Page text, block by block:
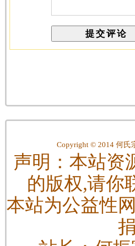
Copyright © 2014 何氏
声明：本站资
的版权,请你
本站为公益性